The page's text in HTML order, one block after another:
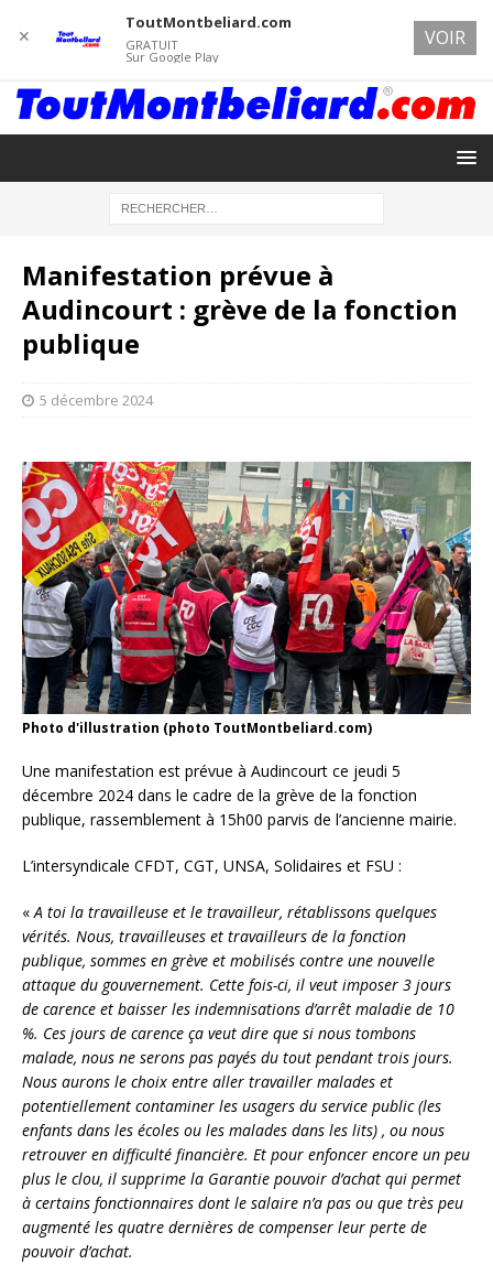
Manifestation prévue à
Audincourt : grève de la fonction
publique
5 décembre 2024
Photo d'illustration (photo ToutMontbeliard.com)
Une manifestation est prévue à Audincourt ce jeudi 5
décembre 2024 dans le cadre de la grève de la fonction
publique, rassemblement à 15h00 parvis de l’ancienne mairie.
L’intersyndicale CFDT, CGT, UNSA, Solidaires et FSU :
«A toi la travailleuse et le travailleur, rétablissons quelques
vérités. Nous, travailleuses et travailleurs de la fonction
publique, sommes en grève et mobilisés contre une nouvelle
attaque du gouvernement. Cette fois-ci, il veut imposer 3 jours
de carence et baisser les indemnisations d’arrêt maladie de 10
%. Ces jours de carence ça veut dire que si nous tombons
malade, nous ne serons pas payés du tout pendant trois jours.
Nous aurons le choix entre aller travailler malades et
potentiellement contaminer les usagers du service public (les
enfants dans les écoles ou les malades dans les lits) , ou nous
retrouver en difficulté financière. Et pour enfoncer encore un peu
plus le clou, il supprime la Garantie pouvoir d’achat qui permet
à certains fonctionnaires dont le salaire n’a pas ou que très peu
augmenté les quatre dernières de compenser leur perte de
pouvoir d’achat.
✕
ToutMontbeliard.com
GRATUIT
Sur Google Play
VOIR